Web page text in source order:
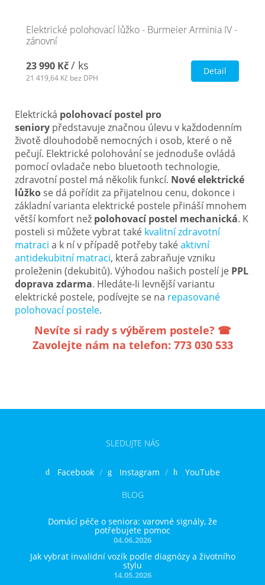
Elektrické polohovací lůžko - Burmeier Arminia IV -
zánovní
23 990 Kč/ ks
21 419,64 Kč bez DPH
Detail
Elektrická polohovací postel pro
seniory představuje značnou úlevu v každodenním
životě dlouhodobě nemocných i osob, které o ně
pečují. Elektrické polohování se jednoduše ovládá
pomocí ovladače nebo bluetooth technologie,
zdravotní postel má několik funkcí. Nové elektrické
lůžko se dá pořídit za přijatelnou cenu, dokonce i
základní varianta elektrické postele přináší mnohem
větší komfort než polohovací postel mechanická. K
posteli si můžete vybrat také kvalitní zdravotní
matraci a k ní v případě potřeby takéaktivní
antidekubitní matraci, která zabraňuje vzniku
proleženin (dekubitů). Výhodou našich postelí je PPL
doprava zdarma. Hledáte-li levnější variantu
elektrické postele, podívejte se na repasované
polohovací postele.
Nevíte si rady s výběrem postele? ☎
Zavolejte nám na telefon: 773 030 533
SLEDUJTE NÁS
Facebook Instagram
YouTube
BLOG
04.06.2026
Domácí péče o seniora: varovné signály, že
potřebujete pomoc
14.05.2026
Jak vybrat invalidní vozík podle diagnózy a životního
stylu